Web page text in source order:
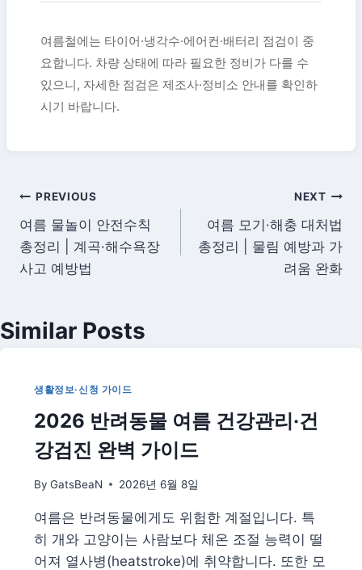
여름철에는 타이어·냉각수·에어컨·배터리 점검이 중
요합니다. 차량 상태에 따라 필요한 정비가 다를 수
있으니, 자세한 점검은 제조사·정비소 안내를 확인하
시기 바랍니다.
글
탐
색
PREVIOUS
여름 물놀이 안전수칙
총정리 | 계곡·해수욕장
사고 예방법
NEXT
여름 모기·해충 대처법
총정리 | 물림 예방과 가
려움 완화
Similar Posts
생활정보·신청 가이드
2026 반려동물 여름 건강관리·건
강검진 완벽 가이드
By GatsBeaN 2026년 6월 8일
여름은 반려동물에게도 위험한 계절입니다. 특
히 개와 고양이는 사람보다 체온 조절 능력이 떨
어져 열사병(heatstroke)에 취약합니다. 또한 모